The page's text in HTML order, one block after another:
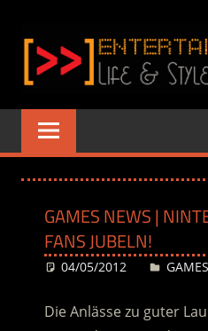
Inhalt
springen
www.entertainment-
Base.de
GAMES NEWS |
FANS JUBELN!
04/05/2012 Desiree
GAMES
Die Anlässe zu guter